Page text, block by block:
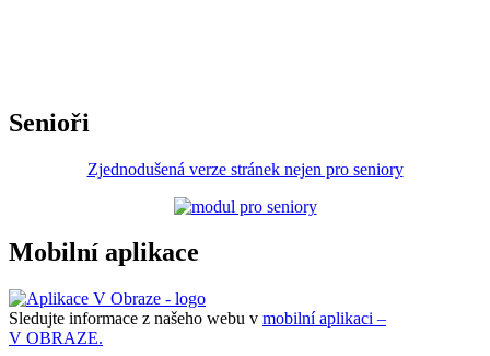
Senioři
Zjednodušená verze stránek nejen pro seniory
Mobilní aplikace
Sledujte informace z našeho webu v mobilní aplikaci –
V OBRAZE.